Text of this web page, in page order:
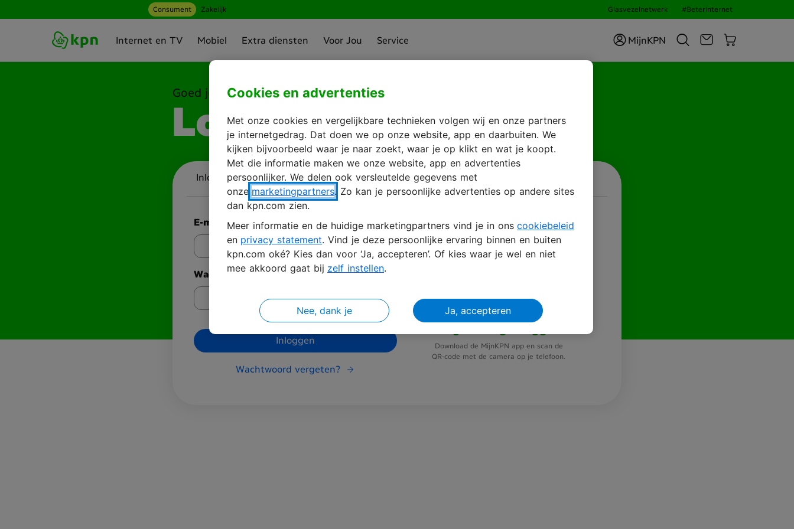
Ga naar hoofdinhoud
Consument Zakelijk Glasvezelnetwerk #BeterInternet
Internet en TV Mobiel Extra diensten Voor Jou Service MijnKPN
Goed je weer te zien
Log in met je KPN ID
Inloggen Account aanmaken
E-mailadres
Wachtwoord
Inloggen
Wachtwoord vergeten?
Download de MijnKPN app en scan de
QR-code met de camera op je telefoon.
Cookies en advertenties
Met onze cookies en vergelijkbare technieken volgen wij en onze partners
je internetgedrag. Dat doen we op onze website, app en daarbuiten. We
kijken bijvoorbeeld waar je naar zoekt, waar je op klikt en wat je koopt.
Met die informatie maken we onze website, app en advertenties
persoonlijker. We delen ook versleutelde gegevens met
onze marketingpartners. Zo kan je persoonlijke advertenties op andere sites
dan kpn.com zien.
Meer informatie en de huidige marketingpartners vind je in ons cookiebeleid
en privacy statement. Vind je deze persoonlijke ervaring binnen en buiten
kpn.com oké? Kies dan voor ‘Ja, accepteren’. Of kies waar je wel en niet
mee akkoord gaat bij zelf instellen.
Nee, dank je Ja, accepteren